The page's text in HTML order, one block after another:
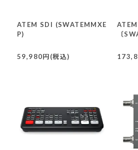
ATEM SDI (SWATEMMXE
P)
59,980円(税込)
〔